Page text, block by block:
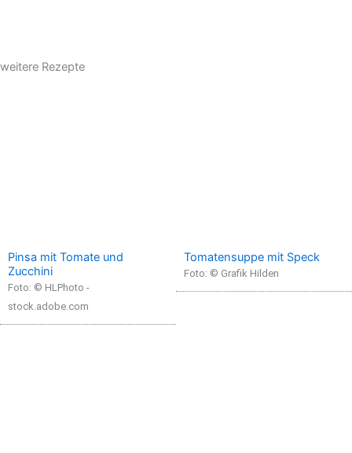
weitere Rezepte
Pinsa mit Tomate und
Zucchini
Foto: © HLPhoto -
stock.adobe.com
Tomatensuppe mit Speck
Foto: © Grafik Hilden